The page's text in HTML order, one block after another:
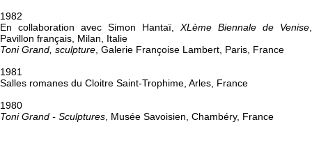
1982
En collaboration avec Simon Hantaï, XLème Biennale de Venise
Pavillon français, Milan, Italie
Toni Grand, sculpture , Galerie Françoise Lambert, Paris, France
1981
Salles romanes du Cloitre Saint-Trophime, Arles, France
1980
Toni Grand - Sculptures , Musée Savoisien, Chambéry, France